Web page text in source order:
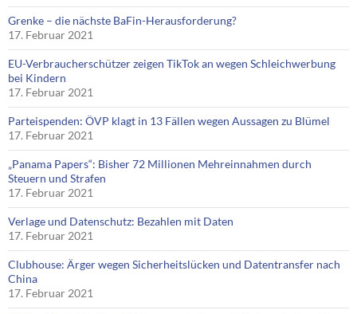
Grenke – die nächste BaFin-Herausforderung?
17. Februar 2021
EU-Verbraucherschützer zeigen TikTok an wegen Schleichwerbung
bei Kindern
17. Februar 2021
Parteispenden: ÖVP klagt in 13 Fällen wegen Aussagen zu Blümel
17. Februar 2021
„Panama Papers“: Bisher 72 Millionen Mehreinnahmen durch
Steuern und Strafen
17. Februar 2021
Verlage und Datenschutz: Bezahlen mit Daten
17. Februar 2021
Clubhouse: Ärger wegen Sicherheitslücken und Datentransfer nach
China
17. Februar 2021